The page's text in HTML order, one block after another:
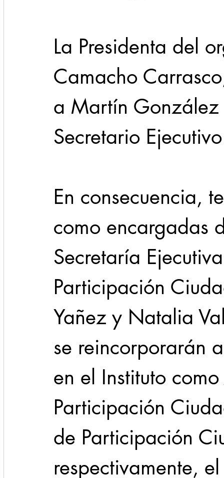
La Presidenta del
Camacho
a Martín
Secretario
En consecuencia,
como encargadas
Secretaría
Participación
Yañez y Natalia
se reincorporarán
en el Instituto
Participación
de Participación
respectivamente,